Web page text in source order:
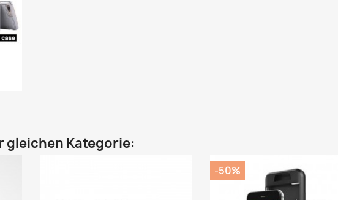
gleichen Kategorie:
-50%